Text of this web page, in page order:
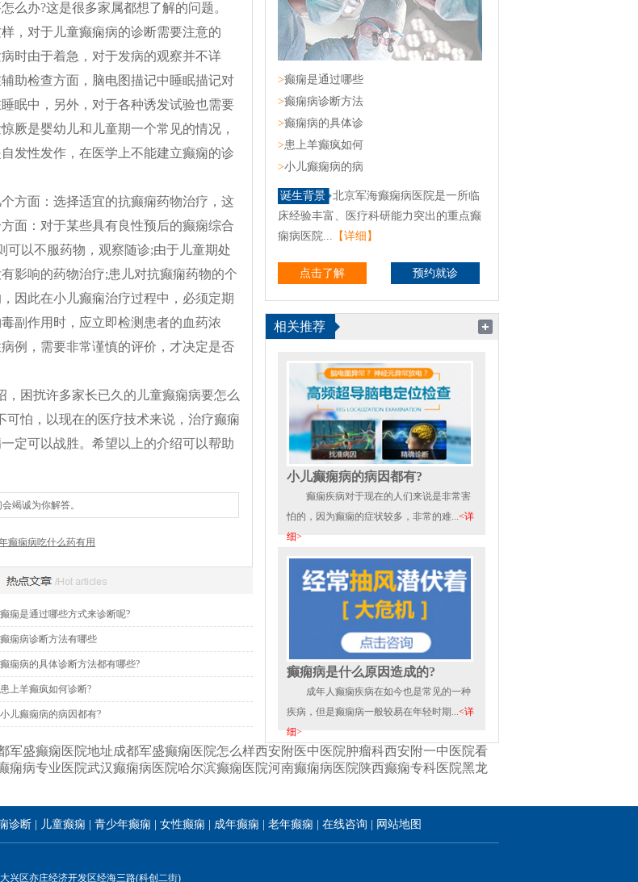
么办?这是很多家属都想了解的问题。
，对于儿童癫痫病的诊断需要注意的
时由于着急，对于发病的观察并不详
助检查方面，脑电图描记中睡眠描记对
眠中，另外，对于各种诱发试验也需要
厥是婴幼儿和儿童期一个常见的情况，
发性发作，在医学上不能建立癫痫的诊
方面：选择适宜的抗癫痫药物治疗，这
面：对于某些具有良性预后的癫痫综合
可以不服药物，观察随诊;由于儿童期处
影响的药物治疗;患儿对抗癫痫药物的个
因此在小儿癫痫治疗过程中，必须定期
副作用时，应立即检测患者的血药浓
例，需要非常谨慎的评价，才决定是否
，困扰许多家长已久的儿童癫痫病要怎么
可怕，以现在的医疗技术来说，治疗癫痫
定可以战胜。希望以上的介绍可以帮助
竭诚为你解答。
癫痫病吃什么药有用
癫痫是通过哪些方式来诊断呢?
癫痫病诊断方法有哪些
癫痫病的具体诊断方法都有哪些?
患上羊癫疯如何诊断?
小儿癫痫病的病因都有?
>癫痫是通过哪些
>癫痫病诊断方法
>癫痫病的具体诊
>患上羊癫疯如何
>小儿癫痫病的病
诞生背景 北京军海癫痫病医院是一所临
床经验丰富、医疗科研能力突出的重点癫
痫病医院... 【详细】
点击了解 预约就诊
相关推荐
小儿癫痫病的病因都有?
癫痫疾病对于现在的人们来说是非常害
怕的，因为癫痫的症状较多，非常的难...<详
细>
癫痫病是什么原因造成的?
成年人癫痫疾病在如今也是常见的一种
疾病，但是癫痫病一般较易在年轻时期...<详
细>
军盛癫痫医院地址成都军盛癫痫医院怎么样西安附医中医院肿瘤科西安附一中医院看
痫病专业医院武汉癫痫病医院哈尔滨癫痫医院河南癫痫病医院陕西癫痫专科医院黑龙
诊断| 儿童癫痫 青少年癫痫 女性癫痫 成年癫痫 老年癫痫 在线咨询 网站地图
兴区亦庄经济开发区经海三路(科创二街)